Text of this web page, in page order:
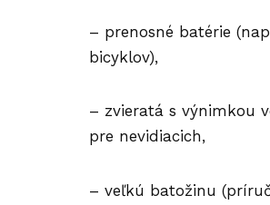
– prenosné batérie
bicyklov),
– zvieratá s výnimkou
pre nevidiacich,
– veľkú batožinu